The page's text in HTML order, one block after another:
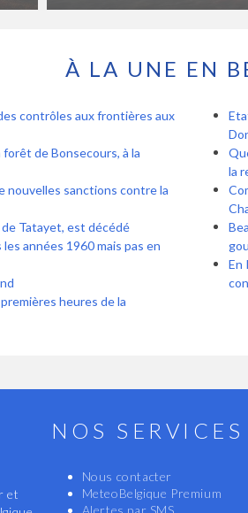
À LA UNE EN
contrôles aux frontières aux
de Bonsecours, à la
nouvelles sanctions contre la
Tatayet, est décédé
années 1960 mais pas en
heures de la
la
En
et
NOS SERVICES
Nous contacter
MeteoBelgique Premium